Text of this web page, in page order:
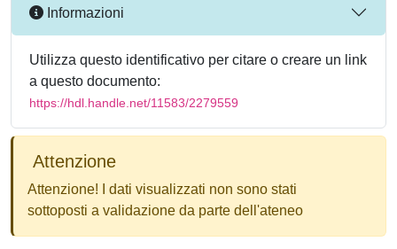
Informazioni
Utilizza questo identificativo per citare o creare un link
a questo documento:
https://hdl.handle.net/11583/2279559
Attenzione
Attenzione! I dati visualizzati non sono stati
sottoposti a validazione da parte dell'ateneo